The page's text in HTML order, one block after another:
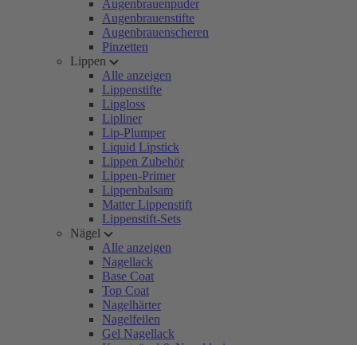
Augenbrauenpuder
Augenbrauenstifte
Augenbrauenscheren
Pinzetten
Lippen
Alle anzeigen
Lippenstifte
Lipgloss
Lipliner
Lip-Plumper
Liquid Lipstick
Lippen Zubehör
Lippen-Primer
Lippenbalsam
Matter Lippenstift
Lippenstift-Sets
Nägel
Alle anzeigen
Nagellack
Base Coat
Top Coat
Nagelhärter
Nagelfeilen
Gel Nagellack